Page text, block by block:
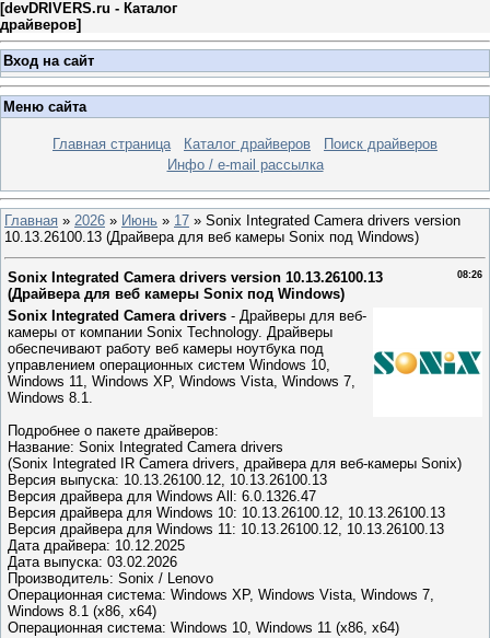
[devDRIVERS.ru - Каталог
драйверов]
Вход на сайт
Меню сайта
Главная страница Каталог драйверов
Поиск драйверов
Инфо / e-mail рассылка
Главная » 2026 » Июнь » 17 » Sonix Integrated Camera drivers version
10.13.26100.13 (Драйвера для веб камеры Sonix под Windows)
08:26
Sonix Integrated Camera drivers version 10.13.26100.13
(Драйвера для веб камеры Sonix под Windows)
Sonix Integrated Camera drivers - Драйверы для веб-
камеры от компании Sonix Technology. Драйверы
обеспечивают работу веб камеры ноутбука под
управлением операционных систем Windows 10,
Windows 11, Windows XP, Windows Vista, Windows 7,
Windows 8.1.
Подробнее о пакете драйверов:
Название: Sonix Integrated Camera drivers
(Sonix Integrated IR Camera drivers, драйвера для веб-камеры Sonix)
Версия выпуска: 10.13.26100.12, 10.13.26100.13
Версия драйвера для Windows All: 6.0.1326.47
Версия драйвера для Windows 10: 10.13.26100.12, 10.13.26100.13
Версия драйвера для Windows 11: 10.13.26100.12, 10.13.26100.13
Дата драйвера: 10.12.2025
Дата выпуска: 03.02.2026
Производитель: Sonix / Lenovo
Операционная система: Windows XP, Windows Vista, Windows 7,
Windows 8.1 (x86, x64)
Операционная система: Windows 10, Windows 11 (x86, x64)